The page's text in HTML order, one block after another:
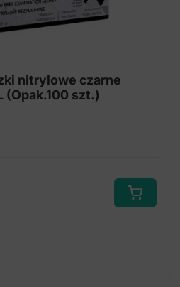
nitrylowe czarne
(Opak.100 szt.)